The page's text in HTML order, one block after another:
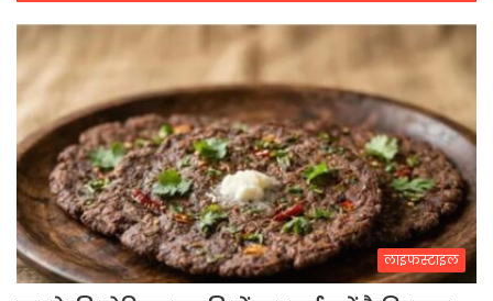
लाइफस्टाइल